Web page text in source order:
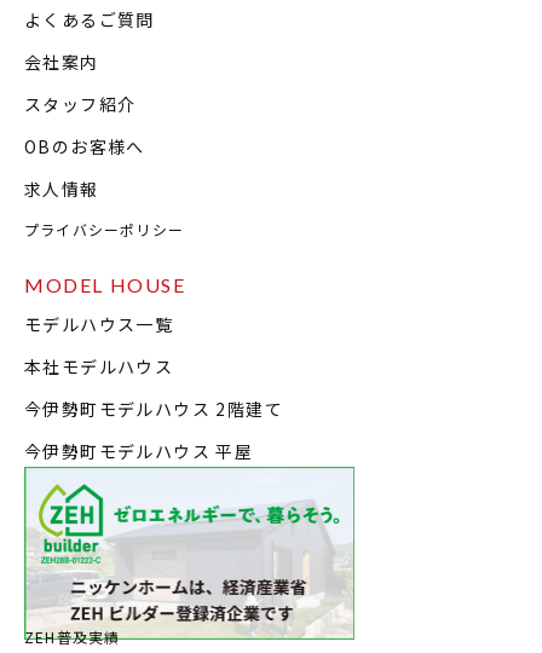
よくあるご質問
会社案内
スタッフ紹介
OBのお客様へ
求人情報
プライバシーポリシー
MODEL HOUSE
モデルハウス一覧
本社モデルハウス
今伊勢町モデルハウス 2階建て
今伊勢町モデルハウス 平屋
ZEH普及実績